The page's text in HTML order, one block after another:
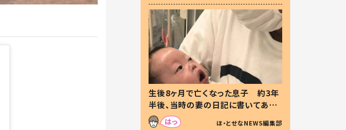
生後8ヶ月で亡くなった息子 約3年
半後、当時の妻の日記に書いてあっ
た本音とは
ほ・とせなNEWS編集部